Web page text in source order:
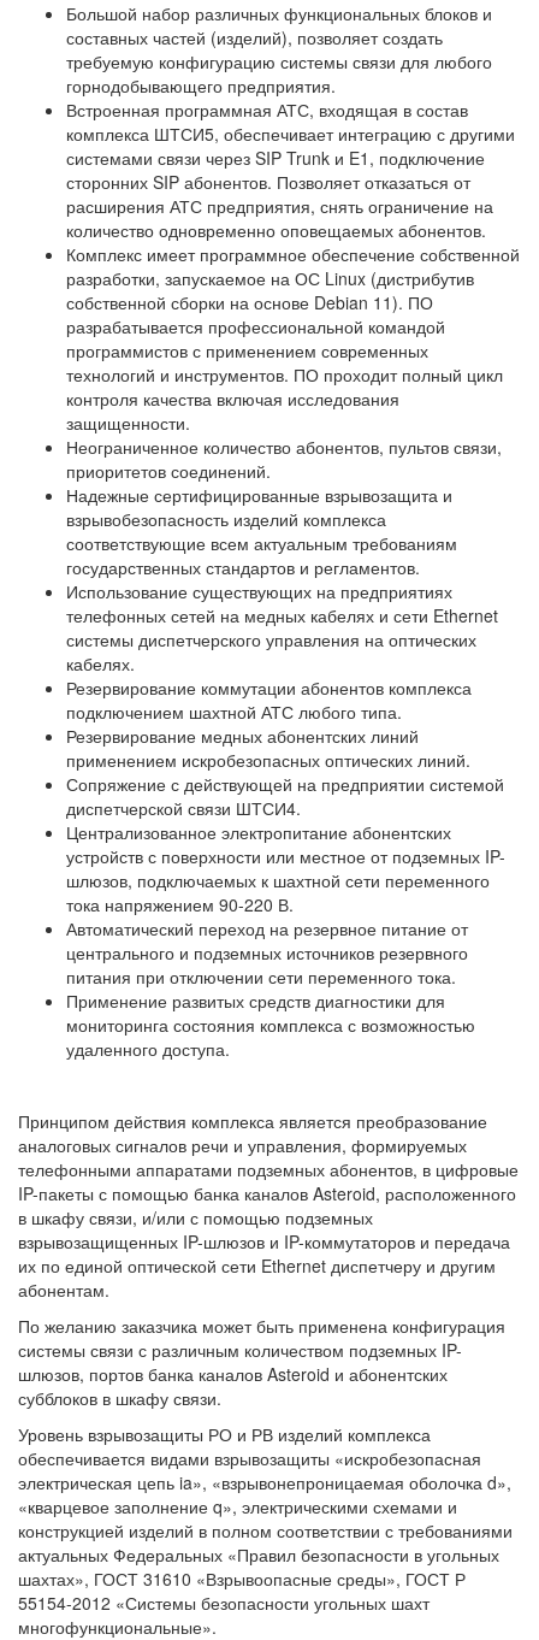
Большой набор различных функциональных блоков и
составных частей (изделий), позволяет создать
требуемую конфигурацию системы связи для любого
горнодобывающего предприятия.
Встроенная программная АТС, входящая в состав
комплекса ШТСИ5, обеспечивает интеграцию с другими
системами связи через SIP Trunk и E1, подключение
сторонних SIP абонентов. Позволяет отказаться от
расширения АТС предприятия, снять ограничение на
количество одновременно оповещаемых абонентов.
Комплекс имеет программное обеспечение собственной
разработки, запускаемое на ОС Linux (дистрибутив
собственной сборки на основе Debian 11). ПО
разрабатывается профессиональной командой
программистов с применением современных
технологий и инструментов. ПО проходит полный цикл
контроля качества включая исследования
защищенности.
Неограниченное количество абонентов, пультов связи,
приоритетов соединений.
Надежные сертифицированные взрывозащита и
взрывобезопасность изделий комплекса
соответствующие всем актуальным требованиям
государственных стандартов и регламентов.
Использование существующих на предприятиях
телефонных сетей на медных кабелях и сети Ethernet
системы диспетчерского управления на оптических
кабелях.
Резервирование коммутации абонентов комплекса
подключением шахтной АТС любого типа.
Резервирование медных абонентских линий
применением искробезопасных оптических линий.
Сопряжение с действующей на предприятии системой
диспетчерской связи ШТСИ4.
Централизованное электропитание абонентских
устройств с поверхности или местное от подземных IP-
шлюзов, подключаемых к шахтной сети переменного
тока напряжением 90-220 В.
Автоматический переход на резервное питание от
центрального и подземных источников резервного
питания при отключении сети переменного тока.
Применение развитых средств диагностики для
мониторинга состояния комплекса с возможностью
удаленного доступа.
Принципом действия комплекса является преобразование
аналоговых сигналов речи и управления, формируемых
телефонными аппаратами подземных абонентов, в цифровые
IP-пакеты с помощью банка каналов Asteroid, расположенного
в шкафу связи, и/или с помощью подземных
взрывозащищенных IP-шлюзов и IP-коммутаторов и передача
их по единой оптической сети Ethernet диспетчеру и другим
абонентам.
По желанию заказчика может быть применена конфигурация
системы связи с различным количеством подземных IP-
шлюзов, портов банка каналов Asteroid и абонентских
субблоков в шкафу связи.
Уровень взрывозащиты РО и РВ изделий комплекса
обеспечивается видами взрывозащиты «искробезопасная
электрическая цепь ia», «взрывонепроницаемая оболочка d»,
«кварцевое заполнение q», электрическими схемами и
конструкцией изделий в полном соответствии с требованиями
актуальных Федеральных «Правил безопасности в угольных
шахтах», ГОСТ 31610 «Взрывоопасные среды», ГОСТ Р
55154-2012 «Системы безопасности угольных шахт
многофункциональные».